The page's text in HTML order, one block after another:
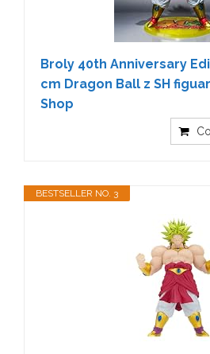
Broly 40th Anniversary
cm Dragon Ball z SH
Shop
BESTSELLER NO. 3